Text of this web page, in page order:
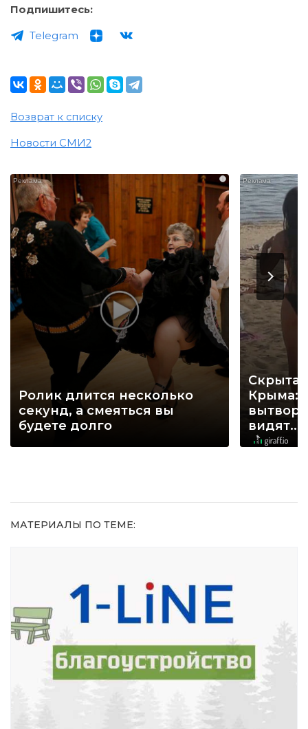
Подпишитесь:
Telegram
Возврат к списку
Новости СМИ2
i
Ролик длится несколько
секунд, а смеяться вы
будете долго
Крыма:
видят...
МАТЕРИАЛЫ ПО ТЕМЕ: